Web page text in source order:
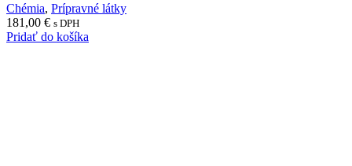
Chémia, Prípravné látky
181,00 € s DPH
Pridať do košíka